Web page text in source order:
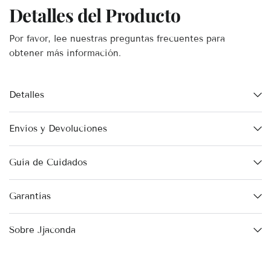
Detalles del Producto
Por favor, lee nuestras preguntas frecuentes para
obtener más información.
Detalles
Envíos y Devoluciones
Guía de Cuidados
Garantías
Sobre Jjaconda